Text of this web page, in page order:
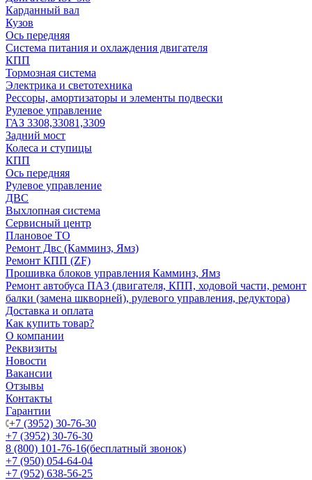
Карданный вал
Кузов
Ось передняя
Система питания и охлаждения двигателя
КПП
Тормозная система
Электрика и светотехника
Рессоры, амортизаторы и элементы подвески
Рулевое управление
ГАЗ 3308,33081,3309
Задний мост
Колеса и ступицы
КПП
Ось передняя
Рулевое управление
ДВС
Выхлопная система
Сервисный центр
Плановое ТО
Ремонт Двс (Камминз, Ямз)
Ремонт КПП (ZF)
Прошивка блоков управления Камминз, Ямз
Ремонт автобуса ПАЗ (двигателя, КПП, ходовой части, ремонт
балки (замена шкворней), рулевого управления, редуктора)
Доставка и оплата
Как купить товар?
О компании
Реквизиты
Новости
Вакансии
Отзывы
Контакты
Гарантии
+7 (3952) 30-76-30
+7 (3952) 30-76-30
8 (800) 101-76-16(бесплатный звонок)
+7 (950) 054-64-04
+7 (952) 638-56-25